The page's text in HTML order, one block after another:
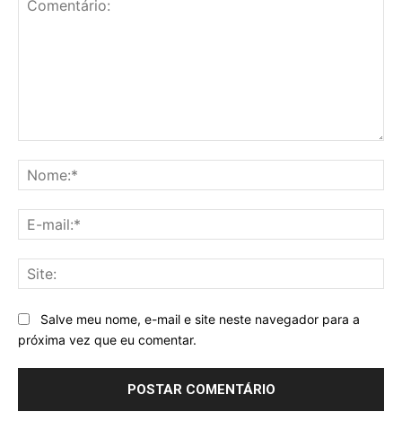
Salve meu nome, e-mail e site neste navegador para a
próxima vez que eu comentar.